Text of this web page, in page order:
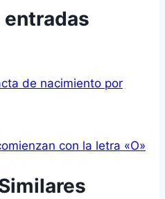
entradas
de nacimiento por
con la letra «O»